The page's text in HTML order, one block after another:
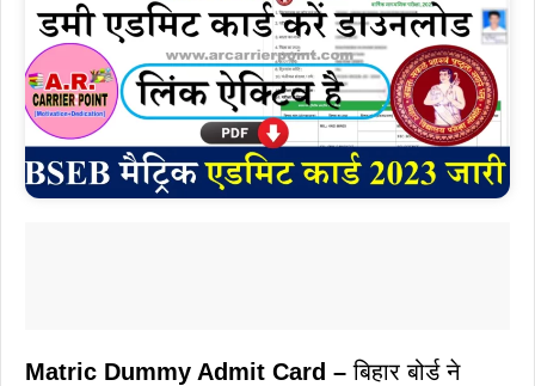
Matric Dummy Admit Card – बिहार बोर्ड ने